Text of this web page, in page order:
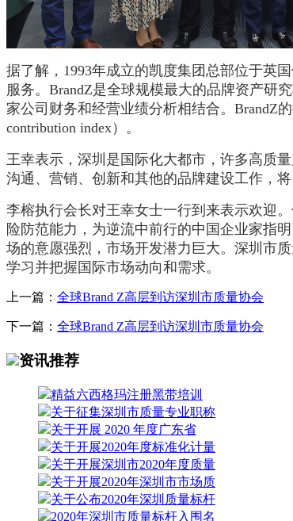
据了解， 1993年成立的凯度集团总部位于英
服务。BrandZ是全球规模最大的品牌资产研
家公司财务和经营业绩分析相结合。BrandZ
contribution index）。
王幸表示，深圳是国际化大都市，许多高质
沟通、营销、创新和其他的品牌建设工作，
李榕执行会长对王幸女士一行到来表示欢迎
险防范能力，为逆流中前行的中国企业家指
场的意愿强烈，市场开发潜力巨大。深圳市
学习并把握国际市场动向和需求。
上一篇： 全球Brand Z高层到访深圳市质量协会
下一篇： 全球Brand Z高层到访深圳市质量协会
资讯推荐
精益六西格玛注册黑带培训
关于征集深圳市质量专业职称
关于开展 2020 年度广东省
关于开展2020年度标准化计量
关于开展深圳市2020年度质量
关于开展2020年深圳市市场质
关于公布2020年深圳质量标杆
2020年深圳市质量标杆入围名